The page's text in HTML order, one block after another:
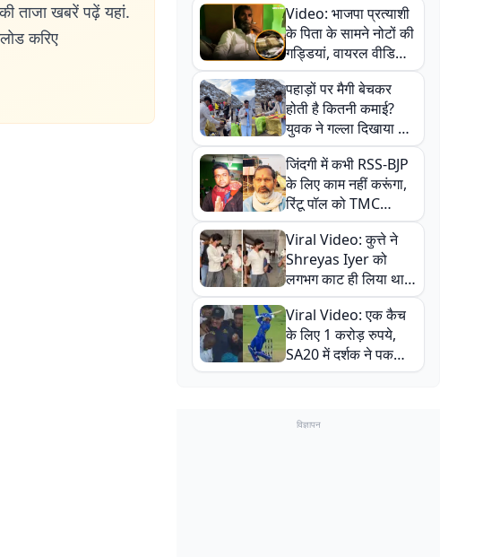
की ताजा खबरें पढ़ें यहां.
करिए
Video: भाजपा प्रत्याशी
के पिता के सामने नोटों की
गड्डियां, वायरल वीडियो
से राजनीति में उबाल,
अजित महतो बोले- TMC
की गंदी चाल
पहाड़ों पर मैगी बेचकर
होती है कितनी कमाई?
युवक ने गल्ला दिखाया तो
नौकरी वालों के खड़े हो गए
कान
जिंदगी में कभी RSS-BJP
के लिए काम नहीं करूंगा,
रिंटू पॉल को TMC
ऑफिस में ले जाकर पीटा,
Video वायरल
Viral Video: कुत्ते ने
Shreyas Iyer को
लगभग काट ही लिया था,
न्यूजीलैंड सीरीज से पहले
बाल-बाल बचे
Viral Video: एक कैच
के लिए 1 करोड़ रुपये,
SA20 में दर्शक ने पकड़ा
एक हाथ से गजब का कैच
विज्ञापन